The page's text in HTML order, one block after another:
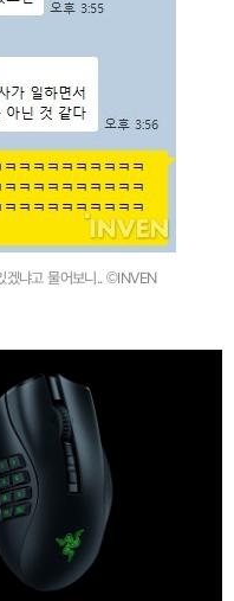
겠냐고 물어보니.. ©INVEN